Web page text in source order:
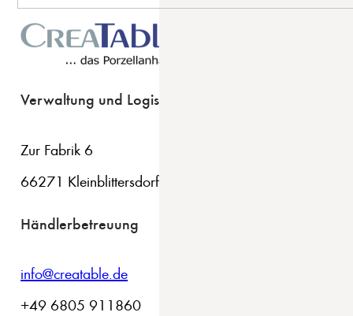
Verwaltung und Logistik
Zur Fabrik 6
66271 Kleinblittersdorf
Händlerbetreuung
info@creatable.de
+49 6805 911860